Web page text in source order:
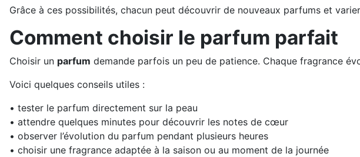
Grâce à ces possibilités, chacun peut découvrir de nouveaux parfums et
Comment choisir le parfum parfait
Choisir un parfum demande parfois un peu de patience. Chaque fragrance
Voici quelques conseils utiles :
• tester le parfum directement sur la peau
• attendre quelques minutes pour découvrir les notes de cœur
• observer l’évolution du parfum pendant plusieurs heures
• choisir une fragrance adaptée à la saison ou au moment de la journée